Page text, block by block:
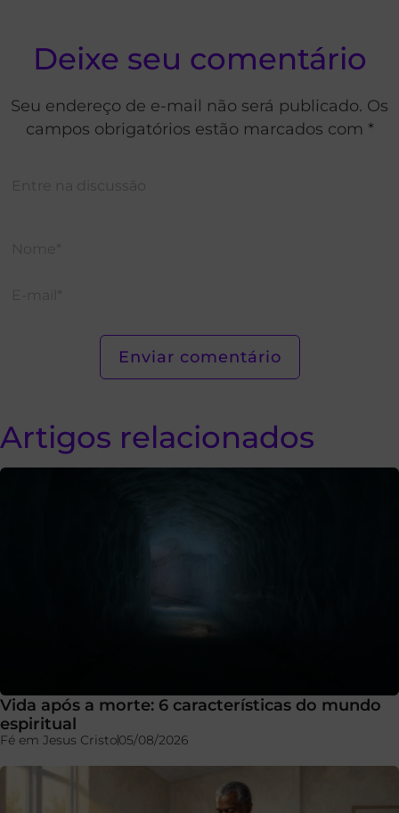
Deixe seu comentário
Seu endereço de e-mail não será publicado. Os
campos obrigatórios estão marcados com *
Artigos relacionados
Vida após a morte: 6 características do mundo
espiritual
Fé em Jesus Cristo05/08/2026